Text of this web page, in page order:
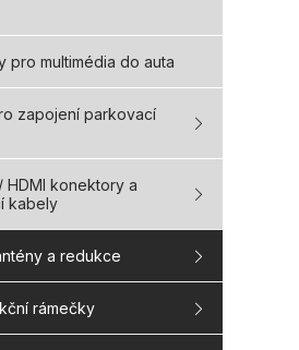
pro multimédia do auta
zapojení parkovací
HDMI konektory a
kabely
a redukce
rámečky